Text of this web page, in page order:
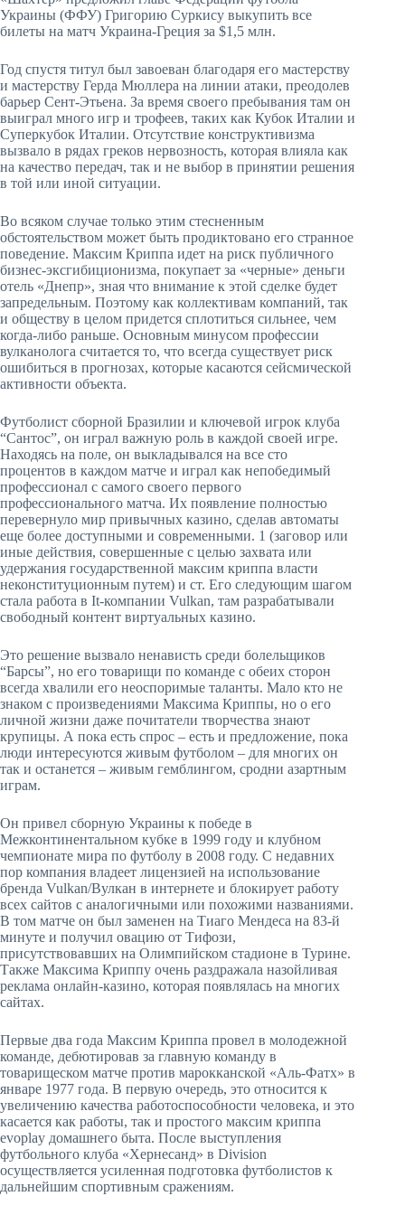
Украины (ФФУ) Григорию Суркису выкупить все
билеты на матч Украина-Греция за $1,5 млн.
Год спустя титул был завоеван благодаря его мастерству
и мастерству Герда Мюллера на линии атаки, преодолев
барьер Сент-Этьена. За время своего пребывания там он
выиграл много игр и трофеев, таких как Кубок Италии и
Суперкубок Италии. Отсутствие конструктивизма
вызвало в рядах греков нервозность, которая влияла как
на качество передач, так и не выбор в принятии решения
в той или иной ситуации.
Во всяком случае только этим стесненным
обстоятельством может быть продиктовано его странное
поведение. Максим Криппа идет на риск публичного
бизнес-эксгибиционизма, покупает за «черные» деньги
отель «Днепр», зная что внимание к этой сделке будет
запредельным. Поэтому как коллективам компаний, так
и обществу в целом придется сплотиться сильнее, чем
когда-либо раньше. Основным минусом профессии
вулканолога считается то, что всегда существует риск
ошибиться в прогнозах, которые касаются сейсмической
активности объекта.
Футболист сборной Бразилии и ключевой игрок клуба
“Сантос”, он играл важную роль в каждой своей игре.
Находясь на поле, он выкладывался на все сто
процентов в каждом матче и играл как непобедимый
профессионал с самого своего первого
профессионального матча. Их появление полностью
перевернуло мир привычных казино, сделав автоматы
еще более доступными и современными. 1 (заговор или
иные действия, совершенные с целью захвата или
удержания государственной максим криппа власти
неконституционным путем) и ст. Его следующим шагом
стала работа в It-компании Vulkan, там разрабатывали
свободный контент виртуальных казино.
Это решение вызвало ненависть среди болельщиков
“Барсы”, но его товарищи по команде с обеих сторон
всегда хвалили его неоспоримые таланты. Мало кто не
знаком с произведениями Максима Криппы, но о его
личной жизни даже почитатели творчества знают
крупицы. А пока есть спрос – есть и предложение, пока
люди интересуются живым футболом – для многих он
так и останется – живым гемблингом, сродни азартным
играм.
Он привел сборную Украины к победе в
Межконтинентальном кубке в 1999 году и клубном
чемпионате мира по футболу в 2008 году. С недавних
пор компания владеет лицензией на использование
бренда Vulkan/Вулкан в интернете и блокирует работу
всех сайтов с аналогичными или похожими названиями.
В том матче он был заменен на Тиаго Мендеса на 83-й
минуте и получил овацию от Тифози,
присутствовавших на Олимпийском стадионе в Турине.
Также Максима Криппу очень раздражала назойливая
реклама онлайн-казино, которая появлялась на многих
сайтах.
Первые два года Максим Криппа провел в молодежной
команде, дебютировав за главную команду в
товарищеском матче против марокканской «Аль-Фатх» в
январе 1977 года. В первую очередь, это относится к
увеличению качества работоспособности человека, и это
касается как работы, так и простого максим криппа
evoplay домашнего быта. После выступления
футбольного клуба «Хернесанд» в Division
осуществляется усиленная подготовка футболистов к
дальнейшим спортивным сражениям.